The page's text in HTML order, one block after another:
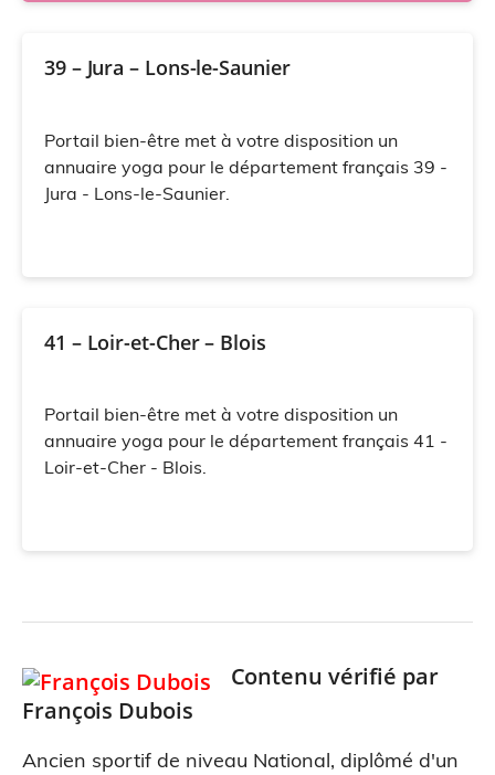
39 – Jura – Lons-le-Saunier
Portail bien-être met à votre disposition un
annuaire yoga pour le département français 39 -
Jura - Lons-le-Saunier.
41 – Loir-et-Cher – Blois
Portail bien-être met à votre disposition un
annuaire yoga pour le département français 41 -
Loir-et-Cher - Blois.
Contenu vérifié par
François Dubois
Ancien sportif de niveau National, diplômé d'un